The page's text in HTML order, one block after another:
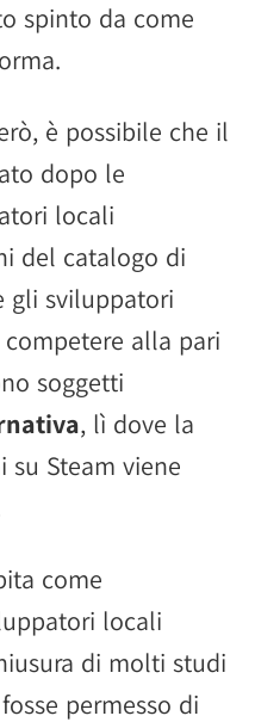
spinto da come
è possibile che il
dopo le
locali
del catalogo di
gli sviluppatori
alla pari
soggetti
, lì dove la
su Steam viene
come
locali
di molti studi
permesso di